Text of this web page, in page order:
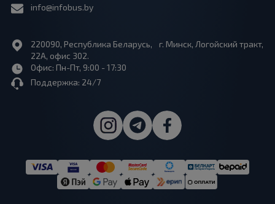
info@infobus.by
220090, Республика Беларусь, г. Минск, Логойский тракт,
22А, офис 302.
Офис: Пн-Пт, 9:00 - 17:30
Поддержка: 24/7